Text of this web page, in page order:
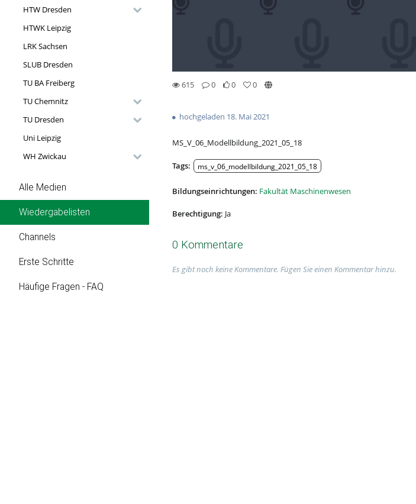
HTW Dresden
HTWK Leipzig
LRK Sachsen
SLUB Dresden
TU BA Freiberg
TU Chemnitz
TU Dresden
Uni Leipzig
WH Zwickau
Alle Medien
Wiedergabelisten
Channels
Erste Schritte
Häufige Fragen - FAQ
615
0
0
0
hochgeladen 18. Mai 2021
MS_V_06_Modellbildung_2021_05_18
Tags: ms_v_06_modellbildung_2021_05_18
Bildungseinrichtungen: Fakultät Maschinenwesen
Berechtigung: Ja
0 Kommentare
Es gibt noch keine Kommentare. Fügen Sie einen Kommentar hinzu.